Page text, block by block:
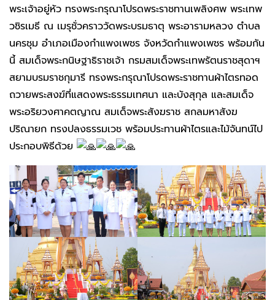
พระเจ้าอยู่หัว ทรงพระกรุณาโปรดพระราชทานเพลิงศพ พระเทพ
วชิรเมธี ณ เมรุชั่วคราววัดพระบรมธาตุ พระอารามหลวง ตำบล
นครชุม อำเภอเมืองกำแพงเพชร จังหวัดกำแพงเพชร พร้อมกัน
นี้ สมเด็จพระกนิษฐาธิราชเจ้า กรมสมเด็จพระเทพรัตนราชสุดาฯ
สยามบรมราชกุมารี ทรงพระกรุณาโปรดพระราชทานผ้าไตรทอด
ถวายพระสงฆ์ที่แสดงพระธรรมเทศนา และบังสุกุล และสมเด็จ
พระอริยวงศาคตญาณ สมเด็จพระสังฆราช สกลมหาสังฆ
ปริณายก ทรงปลงธรรมเวช พร้อมประทานผ้าไตรและไม้จันทน์ไป
ประกอบพิธีด้วย